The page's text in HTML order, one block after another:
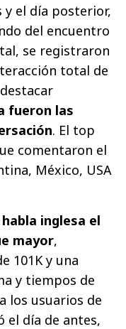
y el día posterior,
del encuentro
se registraron
total de
fueron las
. El top
comentaron el
México, USA
inglesa el
mayor,
101K y una
y tiempos de
los usuarios de
el día de antes,